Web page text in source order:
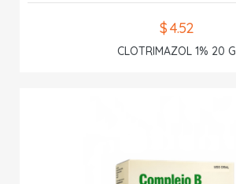
$ 4.52
CLOTRIMAZOL 1% 20 G